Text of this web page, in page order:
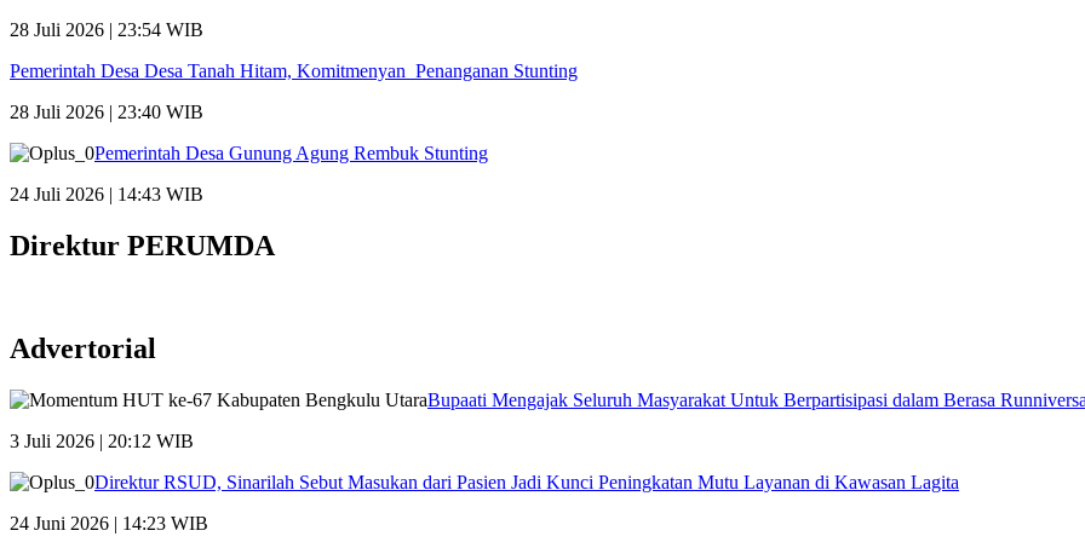
28 Juli 2026 | 23:54 WIB
Pemerintah Desa Desa Tanah Hitam, Komitmenyan Penanganan Stunting
28 Juli 2026 | 23:40 WIB
Pemerintah Desa Gunung Agung Rembuk Stunting
24 Juli 2026 | 14:43 WIB
Direktur PERUMDA
Advertorial
Bupaati Mengajak Seluruh Masyarakat Untuk Berpartisipasi dalam Berasa
3 Juli 2026 | 20:12 WIB
Direktur RSUD, Sinarilah Sebut Masukan dari Pasien Jadi Kunci Peningkatan Mutu Layanan di Kawasan Lagita
24 Juni 2026 | 14:23 WIB